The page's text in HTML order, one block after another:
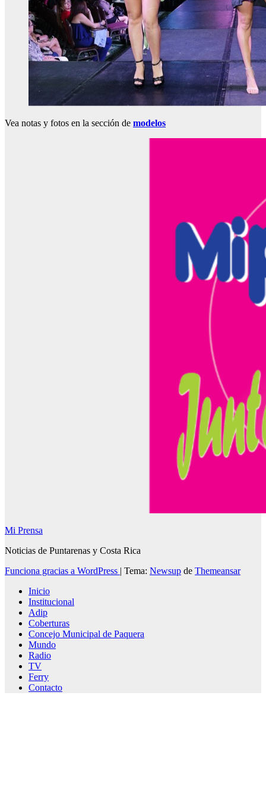
Vea notas y fotos en la sección de modelos
Mi Prensa
Noticias de Puntarenas y Costa Rica
Funciona gracias a WordPress | Tema: Newsup de Themeansar
Inicio
Institucional
Adip
Coberturas
Concejo Municipal de Paquera
Mundo
Radio
TV
Ferry
Contacto